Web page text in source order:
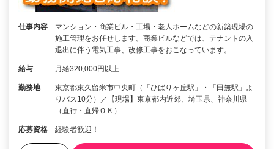
仕事内容
マンション・商業ビル・工場・老人ホームなどの新築現場の
施工管理をお任せします。商業ビルなどでは、テナントの入
退出に伴う電気工事、改修工事をおこなっています。 …
給与 月給320,000円以上
勤務地
東京都東久留米市中央町（「ひばりヶ丘駅」・「田無駅」よ
りバス10分）／【現場】東京都内近郊、埼玉県、神奈川県
（直行・直帰ＯＫ）
応募資格 経験者歓迎！